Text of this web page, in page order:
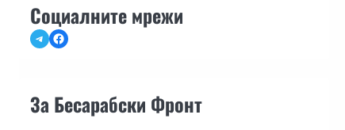
Социалните мрежи
TelegramFacebook
За Бесарабски Фронт